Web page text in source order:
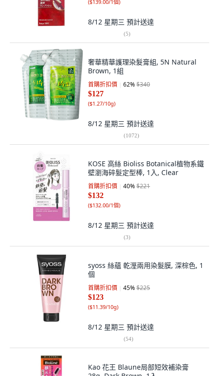
($139.00/1個)
8/12 星期三 預計送達
(5)
奢華精華護理染髮膏組, 5N Natural
Brown, 1組
首購折扣價 62%$340
$127
($1.27/10g)
8/12 星期三 預計送達
(1072)
KOSE 高絲 Bioliss Botanical植物系鐵
壁瀏海碎髮定型棒, 1入, Clear
首購折扣價 40%$221
$132
($132.00/1個)
8/12 星期三 預計送達
(3)
syoss 絲蘊 乾溼兩用染髮膜, 深棕色, 1
個
首購折扣價 45%$225
$123
($11.39/10g)
8/12 星期三 預計送達
(54)
Kao 花王 Blaune局部短效補染膏